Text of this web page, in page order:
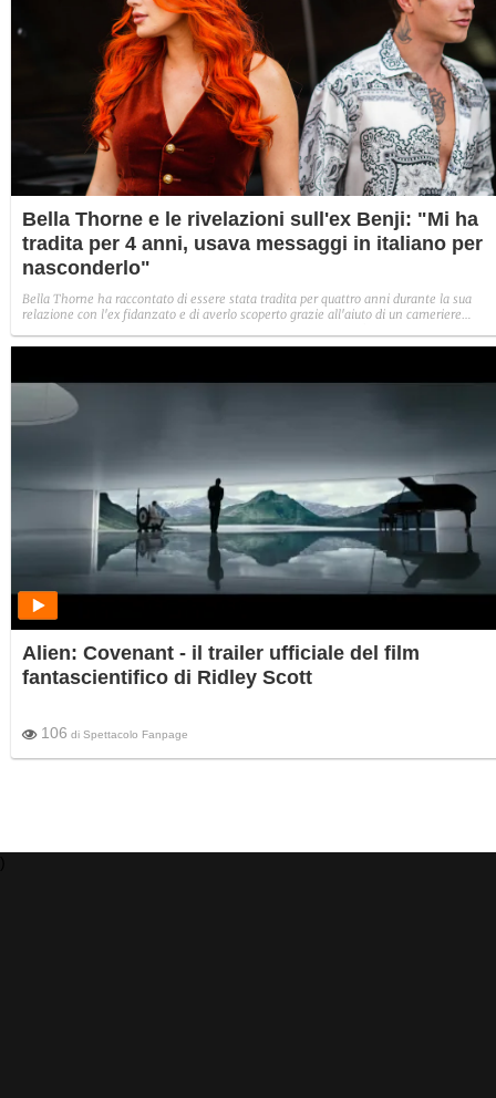
Bella Thorne e le rivelazioni sull'ex Benji: "Mi ha
tradita per 4 anni, usava messaggi in italiano per
nasconderlo"
Bella Thorne ha raccontato di essere stata tradita per quattro anni durante la sua
relazione con l'ex fidanzato e di averlo scoperto grazie all'aiuto di un cameriere
esplicitamente il nome di Benjamin Mascolo ma dettagli temporali e di racconto
Alien: Covenant - il trailer ufficiale del film
fantascientifico di Ridley Scott
106 di Spettacolo Fanpage